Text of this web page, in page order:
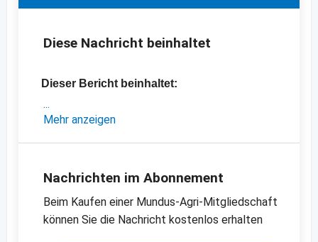
Diese Nachricht beinhaltet
Dieser Bericht beinhaltet:
- eine Marktanalyse aus Indien
-Preischart für Sesam, geschält, mechanisch
-Preischart für Sesam, ungeschält, 99.95%
Reinheit
Mehr anzeigen
Nachrichten im Abonnement
Beim Kaufen einer Mundus-Agri-Mitgliedschaft
können Sie die Nachricht kostenlos erhalten